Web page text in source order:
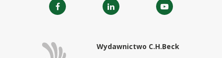
Wydawnictwo C.H.Beck